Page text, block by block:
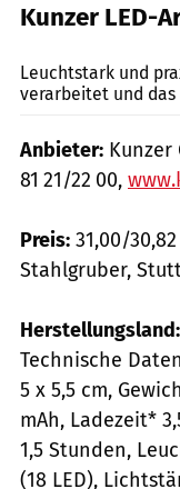
Kunzer LED-
Leuchtstark und
verarbeitet und das
Anbieter: Kunzer
81 21/22 00,
Preis: 31,00/
Stahlgruber,
Herstellungsland:
Technische
5 x 5,5 cm,
mAh, Ladezeit*
1,5 Stunden,
(18 LED),